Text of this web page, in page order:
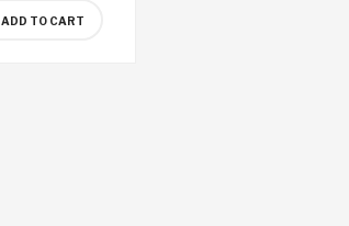
ADD TO CART